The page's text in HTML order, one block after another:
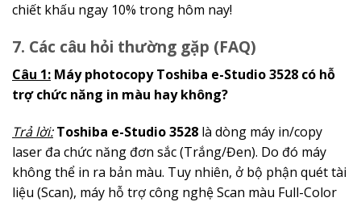
chiết khấu ngay 10% trong hôm nay!
7. Các câu hỏi thường gặp (FAQ)
Câu 1: Máy photocopy Toshiba e-Studio 3528 có hỗ
trợ chức năng in màu hay không?
Trả lời: Toshiba e-Studio 3528 là dòng máy in/copy
laser đa chức năng đơn sắc (Trắng/Đen). Do đó máy
không thể in ra bản màu. Tuy nhiên, ở bộ phận quét tài
liệu (Scan), máy hỗ trợ công nghệ Scan màu Full-Color